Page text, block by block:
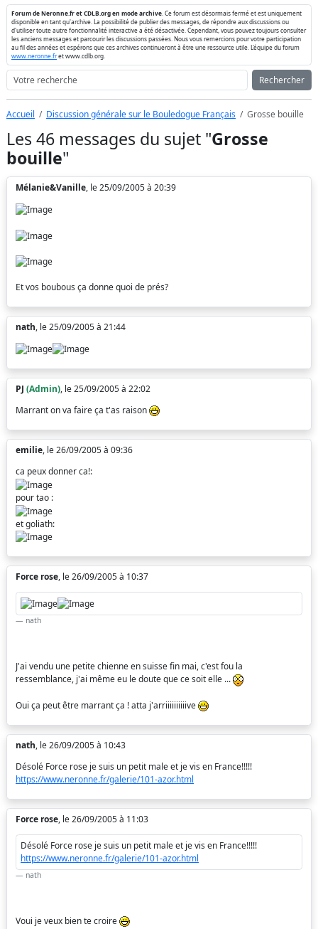
Forum de Neronne.fr et CDLB.org en mode archive . Ce forum est désormais fermé et est uniquement
disponible en tant qu'archive. La possibilité de publier des messages, de répondre aux discussions ou
d'utiliser toute autre fonctionnalité interactive a été désactivée. Cependant, vous pouvez toujours consulter
les anciens messages et parcourir les discussions passées. Nous vous remercions pour votre participation
au fil des années et espérons que ces archives continueront à être une ressource utile. L'équipe du forum
www.neronne.fret www.cdlb.org.
Rechercher
Accueil Discussion générale sur le Bouledogue Français Grosse bouille
Les 46 messages du sujet "Grosse
bouille"
Mélanie&Vanille, le 25/09/2005 à 20:39
Et vos boubous ça donne quoi de prés?
nath, le 25/09/2005 à 21:44
PJ (Admin), le 25/09/2005 à 22:02
Marrant on va faire ça t'as raison
emilie, le 26/09/2005 à 09:36
ca peux donner ca!:
pour tao :
et goliath:
Force rose, le 26/09/2005 à 10:37
nath
J'ai vendu une petite chienne en suisse fin mai, c'est fou la
ressemblance, j'ai même eu le doute que ce soit elle ...
Oui ça peut être marrant ça ! atta j'arriiiiiiiiiive
nath, le 26/09/2005 à 10:43
Désolé Force rose je suis un petit male et je vis en France!!!!!
https://www.neronne.fr/galerie/101-azor.html
Force rose, le 26/09/2005 à 11:03
Désolé Force rose je suis un petit male et je vis en France!!!!!
https://www.neronne.fr/galerie/101-azor.html
nath
Voui je veux bien te croire